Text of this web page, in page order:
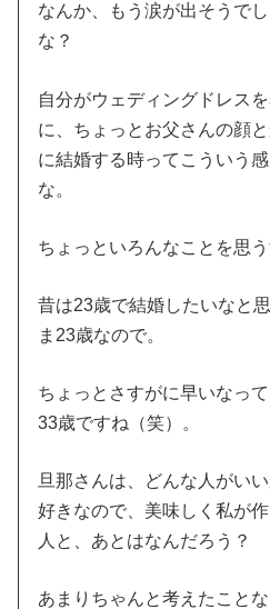
なんか、もう涙が出そうで
な？
自分がウェディングドレス
に、ちょっとお父さんの顔
に結婚する時ってこういう
な。
ちょっといろんなことを思う
昔は23歳で結婚したいなと
ま23歳なので。
ちょっとさすがに早いなっ
33歳ですね（笑）。
旦那さんは、どんな人がい
好きなので、美味しく私が
人と、あとはなんだろう？
あまりちゃんと考えたこと